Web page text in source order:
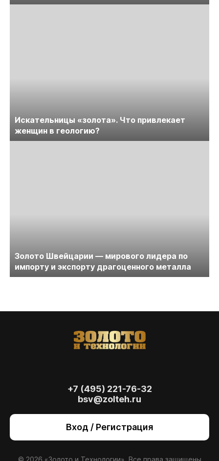
Искательницы «золота». Что привлекает
женщин в геологию?
Золото Швейцарии — мирового лидера по
импорту и экспорту драгоценного металла
+7 (495) 221-76-32
bsv@zolteh.ru
Вход / Регистрация
© 2026 «Золото и Технологии». Все права защищены
также для анализа сайта и улучшения